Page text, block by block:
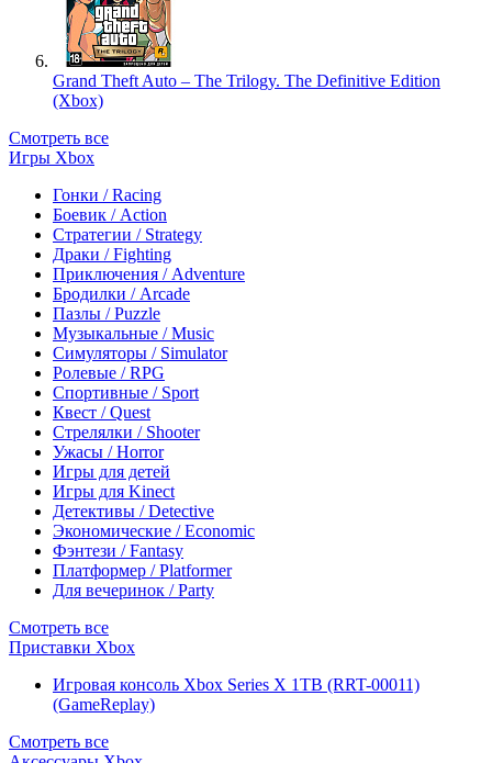
Grand Theft Auto – The Trilogy. The Definitive Edition
(Xbox)
Смотреть все
Игры Xbox
Гонки / Racing
Боевик / Action
Стратегии / Strategy
Драки / Fighting
Приключения / Adventure
Бродилки / Arcade
Пазлы / Puzzle
Музыкальные / Music
Симуляторы / Simulator
Ролевые / RPG
Спортивные / Sport
Квест / Quest
Стрелялки / Shooter
Ужасы / Horror
Игры для детей
Игры для Kinect
Детективы / Detective
Экономические / Economic
Фэнтези / Fantasy
Платформер / Platformer
Для вечеринок / Party
Смотреть все
Приставки Xbox
Игровая консоль Xbox Series X 1TB (RRT-00011)
(GameReplay)
Смотреть все